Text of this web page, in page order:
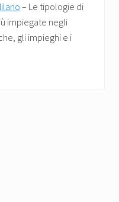
– Le tipologie di
impiegate negli
gli impieghi e i